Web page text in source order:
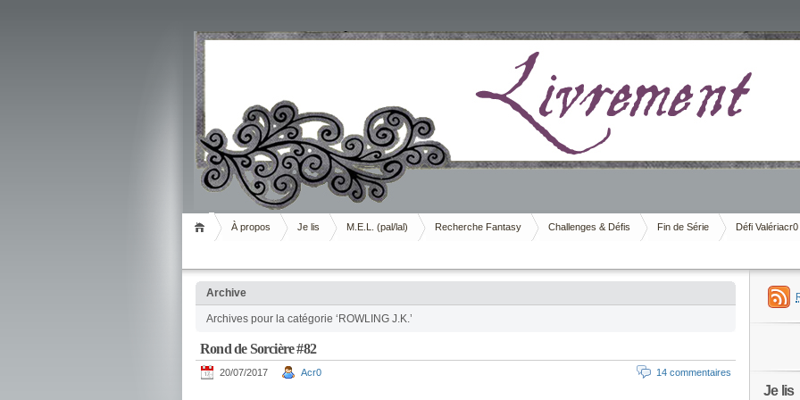
Livrement
À propos Je lis M.E.L. (pal/lal) Recherche Fantasy Challenges & Défis Fin de Série Défi Valériacr0
Archive
Archives pour la catégorie ‘ROWLING J.K.’
Rond de Sorcière #82
20/07/2017 Acr0 14 commentaires
Je lis